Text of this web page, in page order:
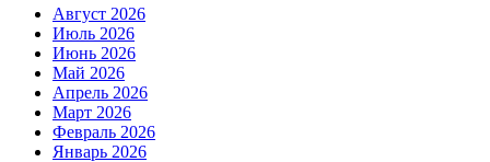
Август 2026
Июль 2026
Июнь 2026
Май 2026
Апрель 2026
Март 2026
Февраль 2026
Январь 2026